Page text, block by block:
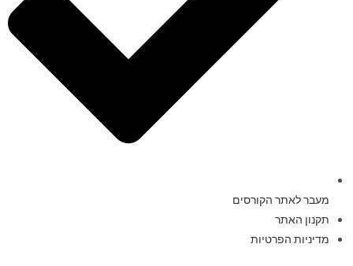
מעבר לאתר הקורסים
תקנון האתר
מדיניות הפרטיות